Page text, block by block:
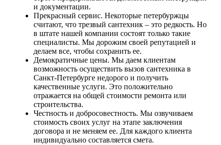
и документации.
Прекрасный сервис. Некоторые петербуржцы
считают, что трезвый сантехник – это редкость. Но
в штате нашей компании состоят только такие
специалисты. Мы дорожим своей репутацией и
делаем все, чтобы сохранить ее.
Демократичные цены. Мы даем клиентам
возможность осуществить вызов сантехника в
Санкт-Петербурге недорого и получить
качественные услуги. Это положительно
отражается на общей стоимости ремонта или
строительства.
Честность и добросовестность. Мы озвучиваем
стоимость своих услуг на этапе заключения
договора и не меняем ее. Для каждого клиента
индивидуально составляется смета.